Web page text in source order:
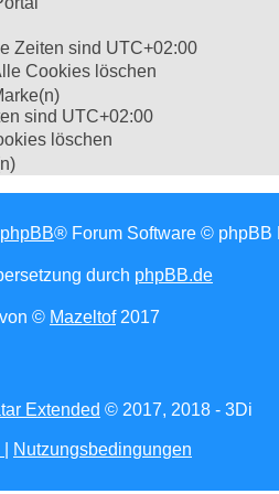
Zeiten sind UTC+02:00
Cookies löschen
sind UTC+02:00
löschen
phpBB® Forum Software © phpBB
durch phpBB.de
© Mazeltof2017
Extended © 2017, 2018 - 3Di
Nutzungsbedingungen